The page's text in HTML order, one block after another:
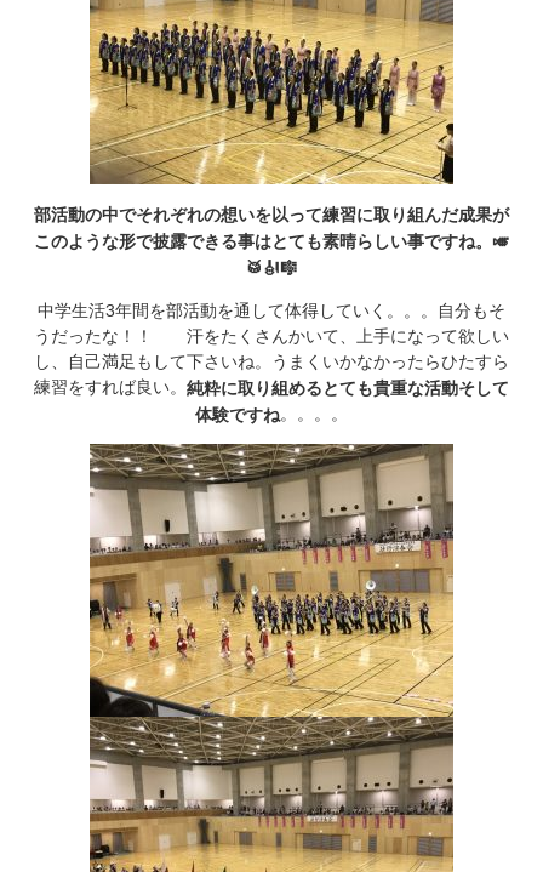
部活動の中でそれぞれの想いを以って練習に取り組んだ成果が
このような形で披露できる事はとても素晴らしい事ですね。🎺
🥁🎻🎼
中学生活3年間を部活動を通して体得していく。。。自分もそ
うだったな！！ 汗をたくさんかいて、上手になって欲しい
し、自己満足もして下さいね。うまくいかなかったらひたすら
練習をすれば良い。 純粋に取り組めるとても貴重な活動そして
体験ですね。。。。